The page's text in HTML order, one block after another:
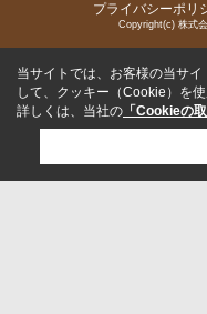
プライバシーポリ
Copyright(c) 株式
当サイトでは、お客様の当サ
して、クッキー（Cookie）を使
詳しくは、当社の 「Cookieの